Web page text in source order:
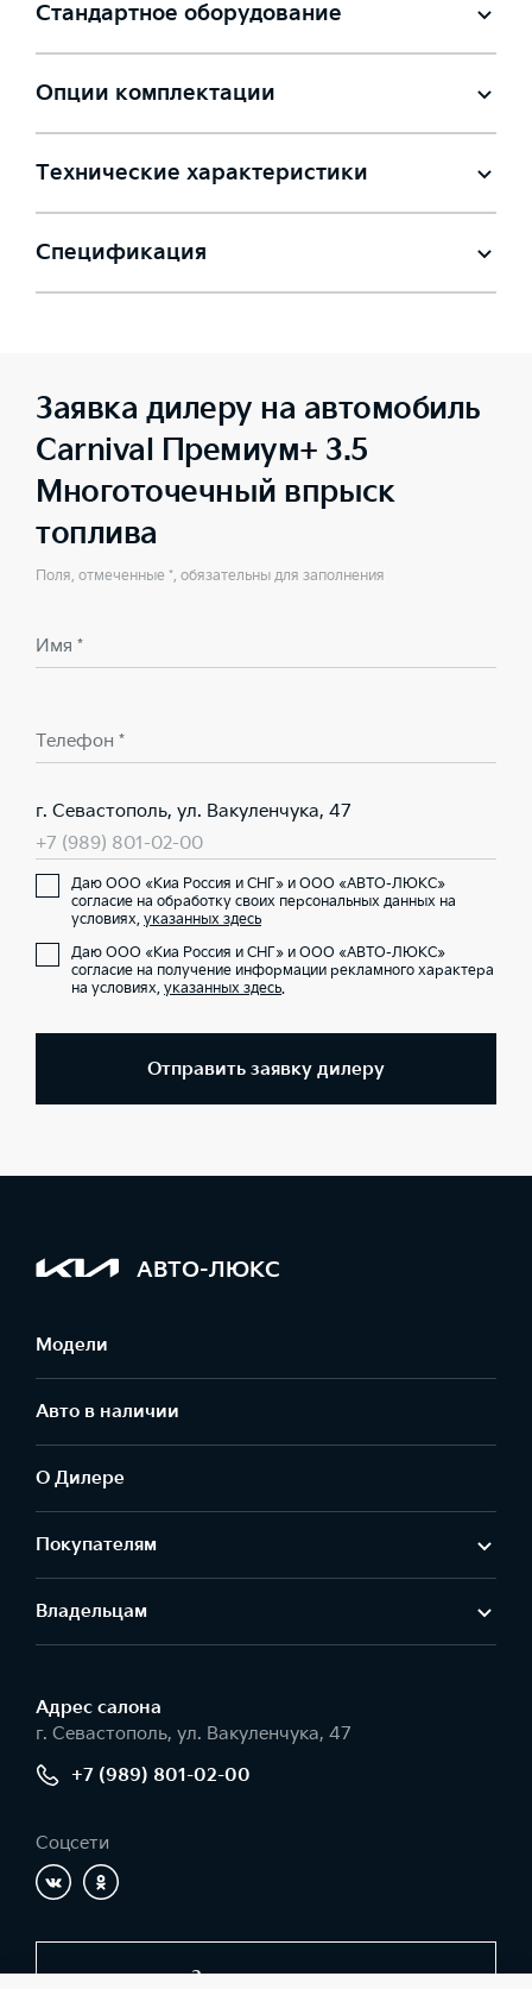
Стандартное оборудование
Опции комплектации
Технические характеристики
Спецификация
Заявка дилеру на автомобиль
Carnival Премиум+ 3.5
Многоточечный впрыск
топлива
Поля, отмеченные *, обязательны для заполнения
Имя *
Телефон *
г. Севастополь, ул. Вакуленчука, 47
+7 (989) 801-02-00
Даю ООО «Киа Россия и СНГ» и ООО «АВТО-ЛЮКС»
согласие на обработку своих персональных данных на
условиях, указанных здесь
Даю ООО «Киа Россия и СНГ» и ООО «АВТО-ЛЮКС»
согласие на получение информации рекламного характера
на условиях, указанных здесь.
Отправить заявку дилеру
АВТО-ЛЮКС
Модели
Авто в наличии
О Дилере
Покупателям
Владельцам
Адрес салонa
г. Севастополь, ул. Вакуленчука, 47
+7 (989) 801-02-00
Соцсети
Заказать звонок